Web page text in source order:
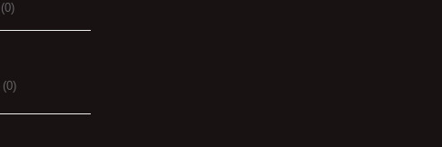
(0)
(0)